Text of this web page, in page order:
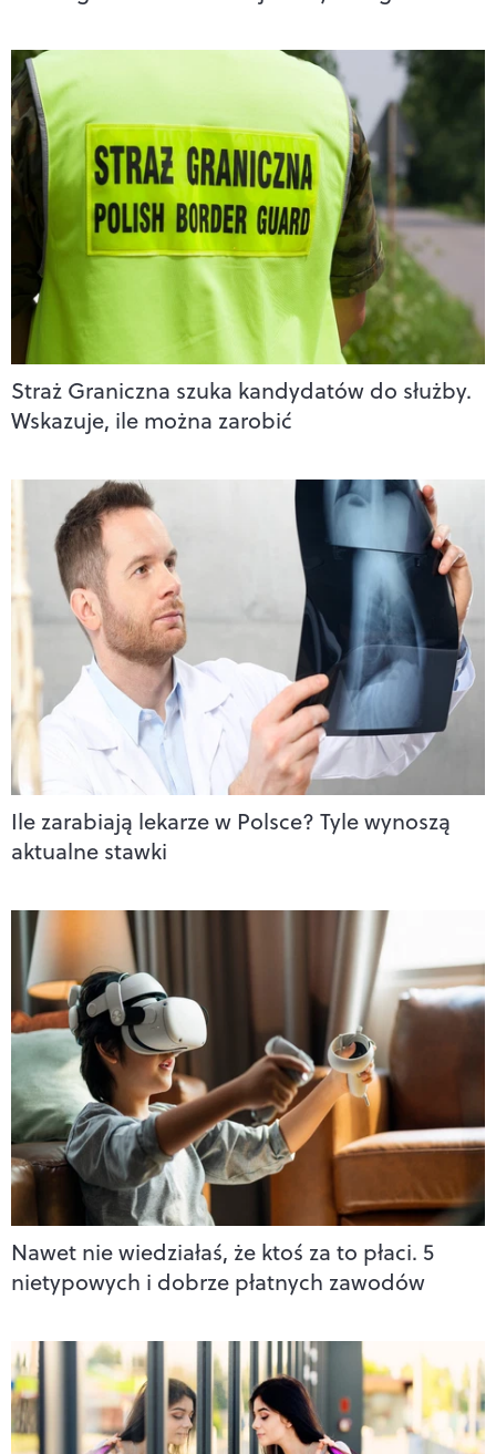
Straż Graniczna szuka kandydatów do służby.
Wskazuje, ile można zarobić
Ile zarabiają lekarze w Polsce? Tyle wynoszą
aktualne stawki
Nawet nie wiedziałaś, że ktoś za to płaci. 5
nietypowych i dobrze płatnych zawodów